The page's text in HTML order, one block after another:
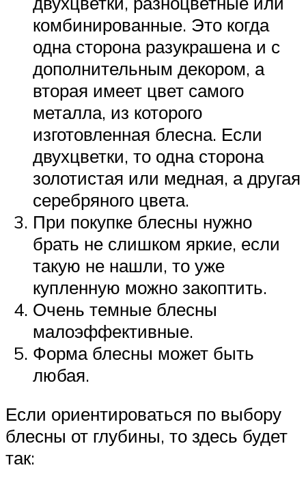
комбинированные. Это когда
одна сторона разукрашена и с
дополнительным декором, а
вторая имеет цвет самого
металла, из которого
изготовленная блесна. Если
двухцветки, то одна сторона
золотистая или медная, а другая
серебряного цвета.
При покупке блесны нужно
брать не слишком яркие, если
такую не нашли, то уже
купленную можно закоптить.
Очень темные блесны
малоэффективные.
Форма блесны может быть
любая.
Если ориентироваться по выбору
блесны от глубины, то здесь будет
так: